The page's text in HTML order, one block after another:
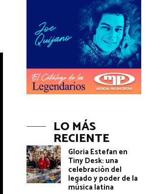
LO MÁS
RECIENTE
Gloria Estefan en
Tiny Desk: una
celebración del
legado y poder de la
música latina